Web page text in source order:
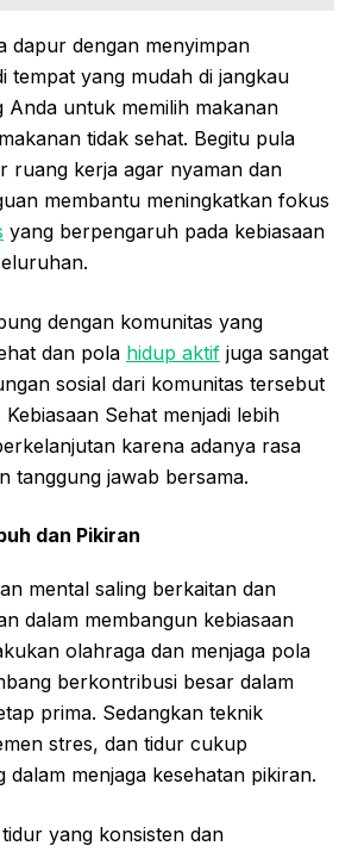
dapur dengan menyimpan
tempat yang mudah di jangkau
Anda untuk memilih makanan
tidak sehat. Begitu pula
ruang kerja agar nyaman dan
membantu meningkatkan fokus
yang berpengaruh pada kebiasaan
dengan komunitas yang
dan pola hidup aktif juga sangat
sosial dari komunitas tersebut
Sehat menjadi lebih
karena adanya rasa
tanggung jawab bersama.
dan Pikiran
mental saling berkaitan dan
dalam membangun kebiasaan
olahraga dan menjaga pola
berkontribusi besar dalam
prima. Sedangkan teknik
stres, dan tidur cukup
dalam menjaga kesehatan pikiran.
yang konsisten dan